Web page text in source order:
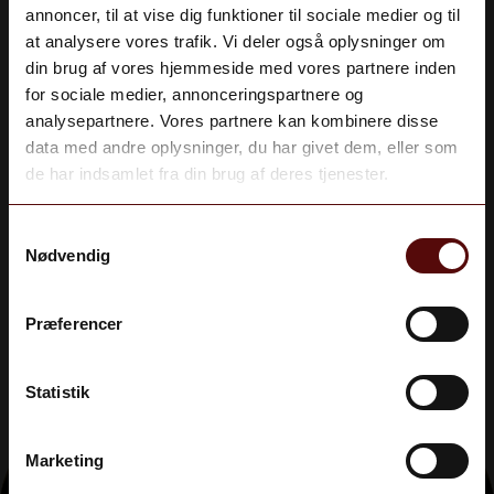
annoncer, til at vise dig funktioner til sociale medier og til
at analysere vores trafik. Vi deler også oplysninger om
din brug af vores hjemmeside med vores partnere inden
for sociale medier, annonceringspartnere og
analysepartnere. Vores partnere kan kombinere disse
data med andre oplysninger, du har givet dem, eller som
de har indsamlet fra din brug af deres tjenester.
Nødvendig
Præferencer
Statistik
Marketing
med en bagetiket, som giver garanti for årgang og
oplysning om aftapningsdato. Det er fantastisk at
opleve, hvor forskellige årgangene i virkeligheden er,
og hvor 'levende' meget gamle årgange kan være,
selvom de generelt vil virke blødere end nyere
årgange, som er mere domineret af alkoholen.
årgangsarmagnac er en oplagt gave til jubilæum eller
Aldersbekræftelse
Du skal være 18 år gammel for at deltage.
JA